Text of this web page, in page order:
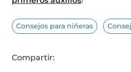
Consejos para niñeras
Compartir: